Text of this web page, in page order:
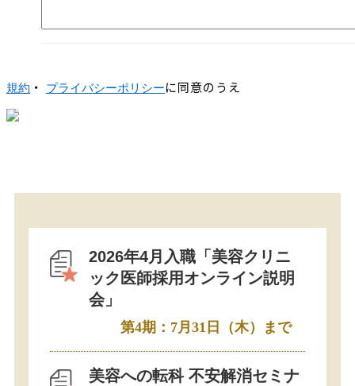
規約 ・ プライバシーポリシーに同意のうえ
2026年4月入職「美容クリニ
ック医師採用オンライン説明
会」
第4期：7月31日（木）まで
美容への転科 不安解消セミナ